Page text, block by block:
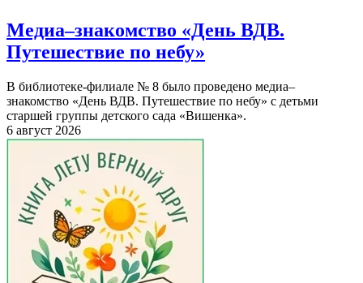
Медиа–знакомство «День ВДВ.
Путешествие по небу»
В библиотеке-филиале № 8 было проведено медиа–
знакомство «День ВДВ. Путешествие по небу» с детьми
старшей группы детского сада «Вишенка».
6 август 2026